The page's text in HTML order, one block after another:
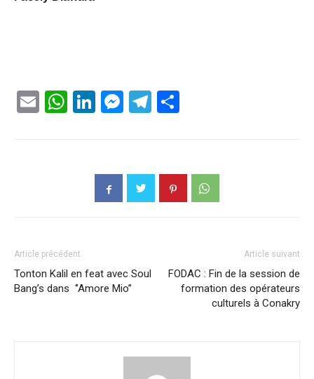
EmailWhatsApp
LinkedIn
Messenger
Telegram
Article précédent
Tonton Kalil en feat avec Soul
Bang’s dans ‘’Amore Mio’’
Article suivant
FODAC : Fin de la session de
formation des opérateurs
culturels à Conakry